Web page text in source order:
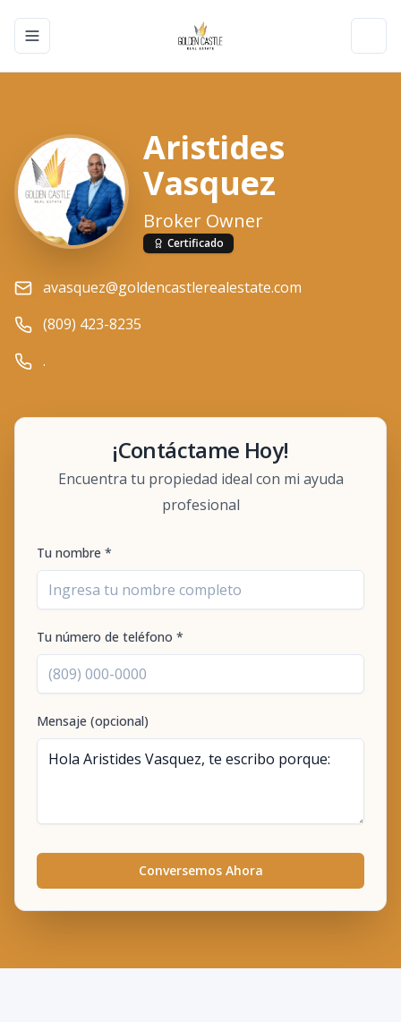
Toggle navigation menu
Aristides
Vasquez
Broker Owner
Certificado
avasquez@goldencastlerealestate.com
(809) 423-8235
.
¡Contáctame Hoy!
Encuentra tu propiedad ideal con mi ayuda
profesional
Tu nombre *
Tu número de teléfono *
Mensaje (opcional)
Conversemos Ahora